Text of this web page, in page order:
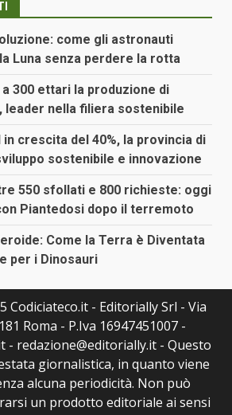
come gli astronauti
Luna senza perdere la rotta
300 ettari la produzione di
leader nella filiera sostenibile
crescita del 40%, la provincia di
sostenibile e innovazione
550 sfollati e 800 richieste: oggi
Piantedosi dopo il terremoto
Come la Terra è Diventata
per i Dinosauri
Codiciateco.it - Editorially Srl - Via
Roma - P.Iva 16947451007 -
- redazione@editorially.it - Questo
giornalistica, in quanto viene
alcuna periodicità. Non può
un prodotto editoriale ai sensi